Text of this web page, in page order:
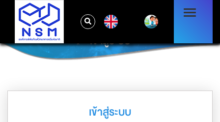
เข้าสู่ระบบ
เข้าสู่ระบบ